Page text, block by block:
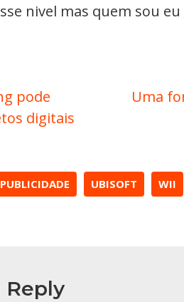
nivel mas quem sou
pode
digitais
Uma
PUBLICIDADE UBISOFT WII
Reply